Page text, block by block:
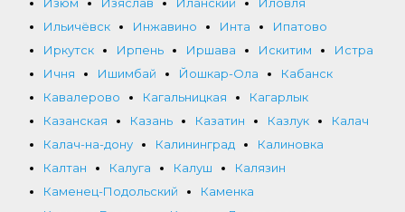
Ильичёвск
Инжавино Инта
Ипатово
Иркутск
Ирпень Иршава Искитим
Истра
Ичня
Ишимбай Йошкар-Ола
Кабанск
Кавалерово
Кагальницкая
Кагарлык
Казанская
Казань Казатин Казлук
Калач
Калач-на-дону
Калининград
Калиновка
Калтан
Калуга Калуш
Калязин
Каменец-Подольский
Каменка